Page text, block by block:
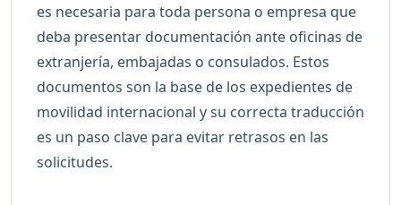
es necesaria para toda persona o empresa que
deba presentar documentación ante oficinas de
extranjería, embajadas o consulados. Estos
documentos son la base de los expedientes de
movilidad internacional y su correcta traducción
es un paso clave para evitar retrasos en las
solicitudes.